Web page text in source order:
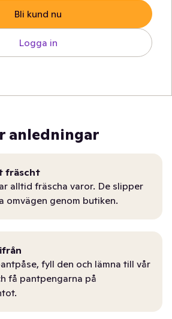
Bli kund nu
Logga in
anledningar
fräscht
alltid fräscha varor. De slipper
omvägen genom butiken.
fyll den och lämna till vår
få pantpengarna på